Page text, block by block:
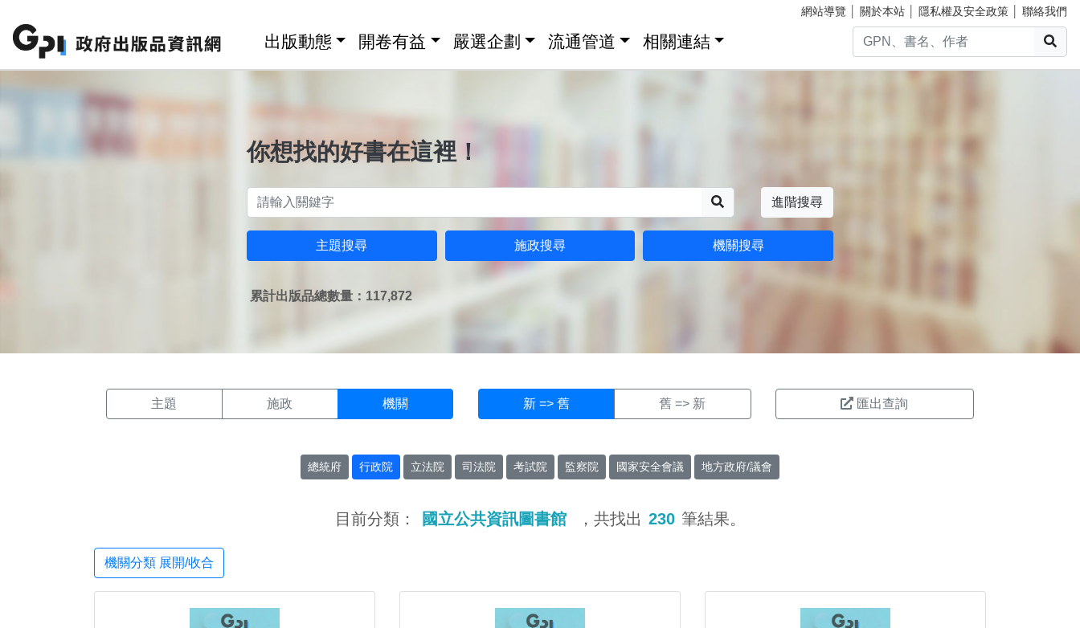
網站導覽 關於本站 隱私權及安全政策 聯絡我們
出版動態 開卷有益 嚴選企劃 流通管道 相關連結
你想找的好書在這裡！
進階搜尋
主題搜尋 施政搜尋 機關搜尋
累計出版品總數量：117,872
主題 施政 機關 新 => 舊 舊 => 新 匯出查詢
總統府 行政院 立法院 司法院 考試院 監察院 國家安全會議 地方政府/議會
目前分類： 國立公共資訊圖書館 ，共找出 230 筆結果。
機關分類 展開/收合